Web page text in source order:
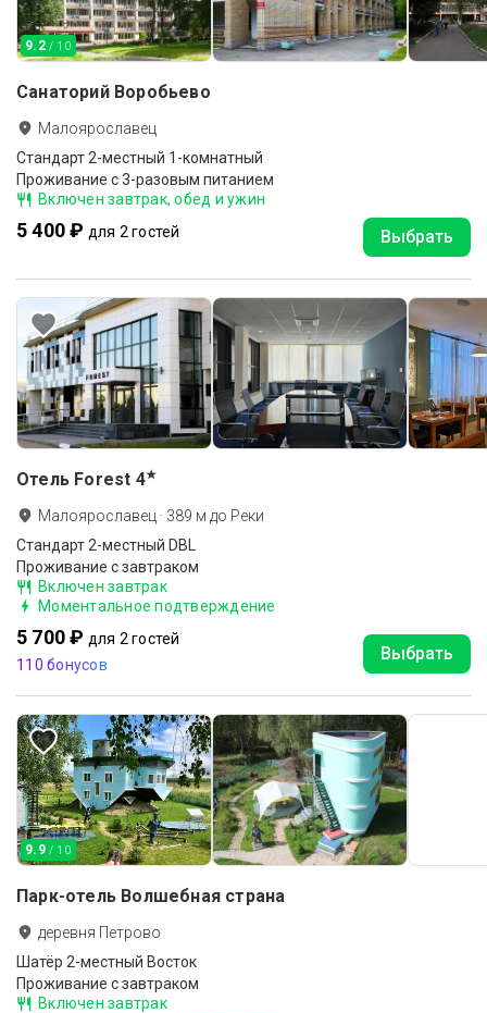
9.2 / 10
Санаторий Воробьево
Малоярославец
Стандарт 2-местный 1-комнатный
Проживание с 3-разовым питанием
Включен завтрак, обед и ужин
5 400 ₽ для 2 гостей Выбрать
Отель Forest 4★
Малоярославец · 389 м до Реки
Стандарт 2-местный DBL
Проживание с завтраком
Включен завтрак
Моментальное подтверждение
5 700 ₽ для 2 гостей
110 бонусов
Выбрать
9.9 / 10
Парк-отель Волшебная страна
деревня Петрово
Шатёр 2-местный Восток
Проживание с завтраком
Включен завтрак